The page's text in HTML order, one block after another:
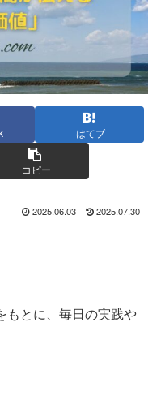
はてブ
コピー
2025.06.03 2025.07.30
もとに、毎日の実践や